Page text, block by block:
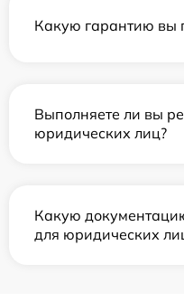
Какую гарантию вы
Выполняете ли вы
юридических лиц?
Какую
для юридических